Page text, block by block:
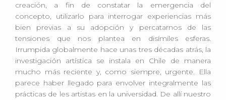
creación, a fin de constatar la emergencia del
concepto, utilizarlo para interrogar experiencias más
bien previas a su adopción y percatarnos de las
tensiones que nos plantea en disímiles esferas.
Irrumpida globalmente hace unas tres décadas atrás, la
investigación artística se instala en Chile de manera
mucho más reciente y, como siempre, urgente. Ella
parece haber llegado para envolver integralmente las
prácticas de les artistas en la universidad. De allí nuestro